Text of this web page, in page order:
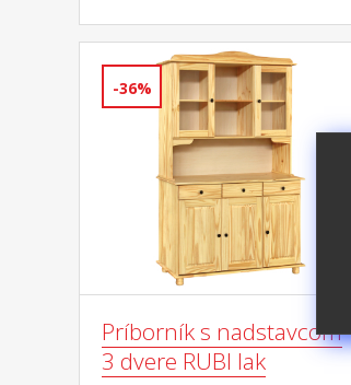
-36%
Príborník s nadstavcom
3 dvere RUBI lak